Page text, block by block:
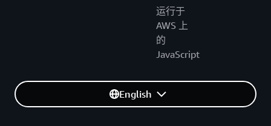
运行于
AWS 上
的
JavaScript
English